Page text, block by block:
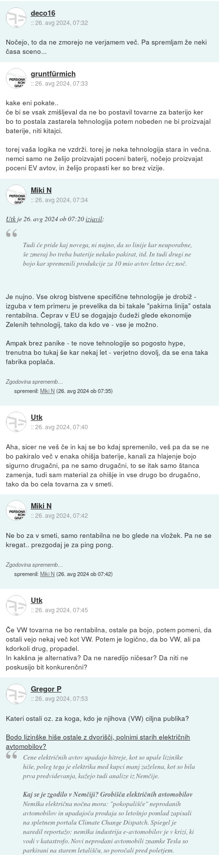
deco16
::26. avg 2024, 07:32
Nočejo, to da ne zmorejo ne verjamem več. Pa spremljam že neki
časa sceno...
gruntfürmich
::26. avg 2024, 07:33
kake eni pokate..
če bi se vsak zmišljeval da ne bo postavil tovarne za baterijo ker
bo to postala zastarela tehnologija potem nobeden ne bi proizvajal
baterije, niti kitajci.
torej vaša logika ne vzdrži. torej je neka tehnologija stara in večna.
nemci samo ne želijo proizvajati poceni baterij, nočejo proizvajat
poceni EV avtov, in želijo propasti ker so brez vizije.
Miki N
::26. avg 2024, 07:34
Utk je26. avg 2024 ob 07:20izjavil:
Tudi če pride kaj novega, ni nujno, da so linije kar neuporabne,
še zmeraj bo treba baterije nekako pakirat, itd. In tudi drugi ne
bojo kar spremenili produkcije za 10 mio avtov letno čez noč.
Je nujno. Vse okrog bistvene specifične tehnologije je drobiž -
izguba v tem primeru je prevelika da bi takale "pakirna linija" ostala
rentabilna. Čeprav v EU se dogajajo čudeži glede ekonomije
Zelenih tehnologij, tako da kdo ve - vse je možno.
Ampak brez panike - te nove tehnologije so pogosto hype,
trenutna bo tukaj še kar nekaj let - verjetno dovolj, da se ena taka
fabrika poplača.
Zgodovina sprememb…
spremenil:Miki N (26. avg 2024 ob 07:35)
Utk
::26. avg 2024, 07:40
Aha, sicer ne veš če in kaj se bo kdaj spremenilo, veš pa da se ne
bo pakiralo več v enaka ohišja baterije, kanali za hlajenje bojo
sigurno drugačni, pa ne samo drugačni, to se itak samo štanca
zamenja, tudi sam material za ohišje in vse drugo bo drugačno,
tako da bo cela tovarna za v smeti.
Miki N
::26. avg 2024, 07:42
Ne bo za v smeti, samo rentabilna ne bo glede na vložek. Pa ne se
kregat.. prezgodaj je za ping pong.
Zgodovina sprememb…
spremenil:Miki N (26. avg 2024 ob 07:42)
Utk
::26. avg 2024, 07:45
Če VW tovarna ne bo rentabilna, ostale pa bojo, potem pomeni, da
ostali vejo nekaj več kot VW. Potem je logično, da bo VW, ali pa
kdorkoli drug, propadel.
In kakšna je alternativa? Da ne naredijo ničesar? Da niti ne
poskusijo bit konkurenčni?
Gregor P
::26. avg 2024, 07:53
Kateri ostali oz. za koga, kdo je njihova (VW) ciljna publika?
Bodo lizinške hiše ostale z dvorišči, polnimi starih električnih
avtomobilov?
Cene električnih avtov upadajo hitreje, kot so upale lizinške
hiše, poleg tega je elektrika med kupci manj zaželena, kot so bila
prva predvidevanja, kažejo tudi analize iz Nemčije.
Kaj se je zgodilo v Nemčiji? Grobišča električnih avtomobilov
Nemška električna nočna mora: "pokopališče" neprodanih
avtomobilov in upadajoča prodaja so letošnjo pomlad zapisali
na spletnem portalu Climate Change Dispatch. Spiegel je
naredil reportažo: nemška industrija e-avtomobilov je v krizi, ki
vodi v katastrofo. Novi neprodani avtomobili znamke Tesla so
parkirani na starem letališču, so poročali pred poletjem.